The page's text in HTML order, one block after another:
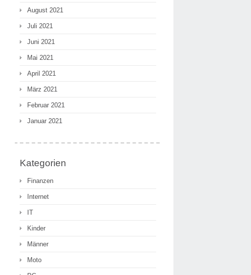
August 2021
Juli 2021
Juni 2021
Mai 2021
April 2021
März 2021
Februar 2021
Januar 2021
Kategorien
Finanzen
Internet
IT
Kinder
Männer
Moto